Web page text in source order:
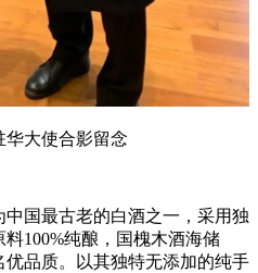
华大使合影留念
国最古老的白酒之一，采用独
100%纯酿，国槐木酒海储
优品质。以其独特无添加的纯手